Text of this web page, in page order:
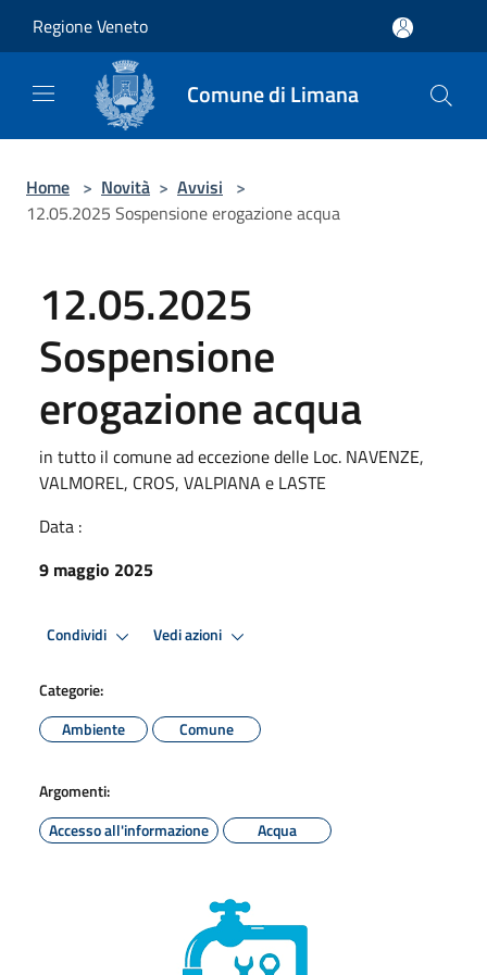
Regione Veneto
Comune di Limana
Home > Novità > Avvisi >
12.05.2025 Sospensione erogazione acqua
12.05.2025
Sospensione
erogazione acqua
in tutto il comune ad eccezione delle Loc. NAVENZE,
VALMOREL, CROS, VALPIANA e LASTE
Data :
9 maggio 2025
Condividi Vedi azioni
Categorie:
Ambiente
Comune
Argomenti:
Accesso all'informazione
Acqua